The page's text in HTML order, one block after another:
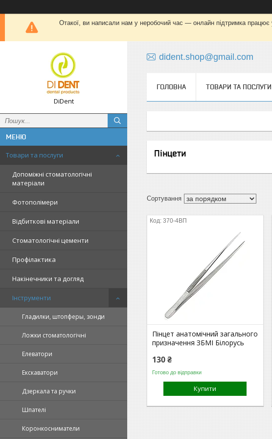
Отакої, ви написали нам у неробочий час — онлайн підтримка
DiDent
Товари та послуги
Допоміжні стоматологічні
матеріали
Фотополімери
Відбиткові матеріали
Стоматологічні цементи
Профілактика
Накінечники та догляд
Інструменти
Гладилки, штопферы, зонди
Ложки стоматологічні
Елеватори
Екскаватори
Дзеркала та ручки
Шпателі
Коронкосниматели
dident.shop@gmail.com
ГОЛОВНА ТОВАРИ ТА ПОСЛУГИ
Пінцети
370-4ВП
Пінцет анатомічний загального
призначення ЗБМІ Білорусь
130 ₴
Готово до відправки
Купити